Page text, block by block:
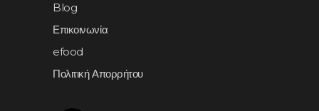
Blog
Επικοινωνία
efood
Πολιτική Απορρήτου